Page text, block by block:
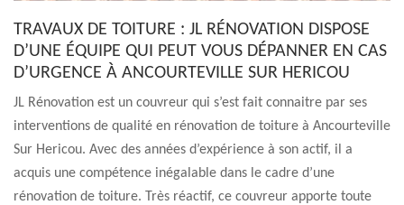
TRAVAUX DE TOITURE : JL RÉNOVATION DISPOSE
D’UNE ÉQUIPE QUI PEUT VOUS DÉPANNER EN CAS
D’URGENCE À ANCOURTEVILLE SUR HERICOU
JL Rénovation est un couvreur qui s’est fait connaitre par ses
interventions de qualité en rénovation de toiture à Ancourteville
Sur Hericou. Avec des années d’expérience à son actif, il a
acquis une compétence inégalable dans le cadre d’une
rénovation de toiture. Très réactif, ce couvreur apporte toute